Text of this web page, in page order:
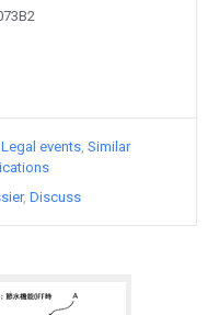
Legal events Similar
Discuss